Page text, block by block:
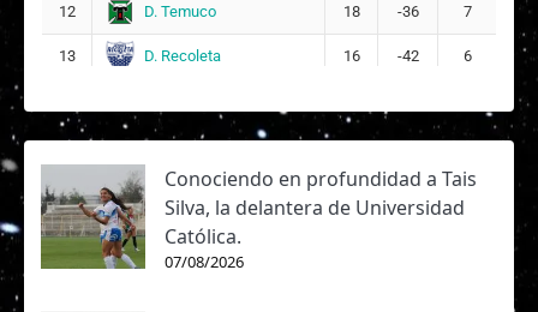
12 D. Temuco 18 -36 7
13 D. Recoleta 16 -42 6
Conociendo en profundidad a Tais
Silva, la delantera de Universidad
Católica.
07/08/2026